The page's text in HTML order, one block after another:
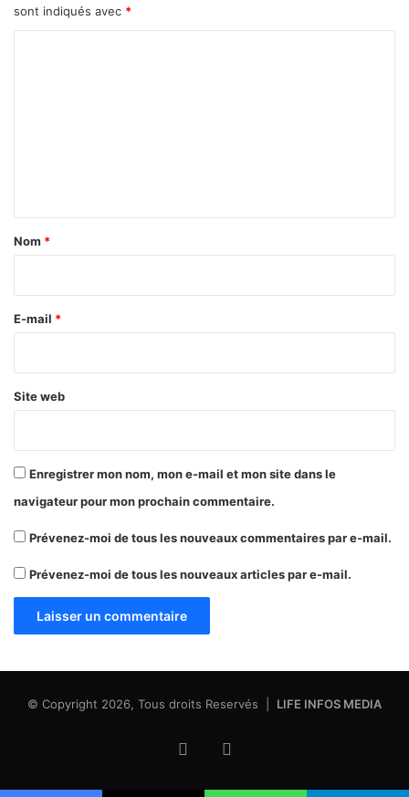
sont indiqués avec *
a
e
Nom *
E-mail *
Site web
Enregistrer mon nom, mon e-mail et mon site dans le
navigateur pour mon prochain commentaire.
Prévenez-moi de tous les nouveaux commentaires par e-mail.
Prévenez-moi de tous les nouveaux articles par e-mail.
© Copyright 2026, Tous droits Reservés | LIFE INFOS MEDIA
Facebook